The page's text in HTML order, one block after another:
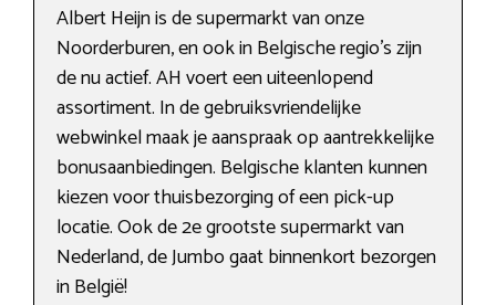
Albert Heijn is de supermarkt van onze
Noorderburen, en ook in Belgische regio’s zijn
de nu actief. AH voert een uiteenlopend
assortiment. In de gebruiksvriendelijke
webwinkel maak je aanspraak op aantrekkelijke
bonusaanbiedingen. Belgische klanten kunnen
kiezen voor thuisbezorging of een pick-up
locatie. Ook de 2e grootste supermarkt van
Nederland, de Jumbo gaat binnenkort bezorgen
in België!